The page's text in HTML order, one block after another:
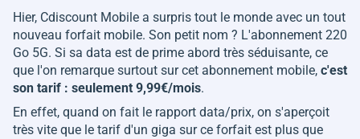
Hier, Cdiscount Mobile a surpris tout le monde avec un tout
nouveau forfait mobile. Son petit nom ? L'abonnement 220
Go 5G. Si sa data est de prime abord très séduisante, ce
que l'on remarque surtout sur cet abonnement mobile, c'est
son tarif : seulement 9,99€/mois.
En effet, quand on fait le rapport data/prix, on s'aperçoit
très vite que le tarif d'un giga sur ce forfait est plus que